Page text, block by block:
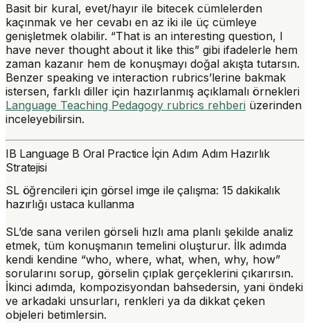
Basit bir kural, evet/hayır ile bitecek cümlelerden
kaçınmak ve her cevabı en az iki ile üç cümleye
genişletmek olabilir. “That is an interesting question, I
have never thought about it like this” gibi ifadelerle hem
zaman kazanır hem de konuşmayı doğal akışta tutarsın.
Benzer speaking ve interaction rubrics’lerine bakmak
istersen, farklı diller için hazırlanmış açıklamalı örnekleri
Language Teaching Pedagogy rubrics rehberi üzerinden
inceleyebilirsin.
IB Language B Oral Practice İçin Adım Adım Hazırlık
Stratejisi
SL öğrencileri için görsel imge ile çalışma: 15 dakikalık
hazırlığı ustaca kullanma
SL’de sana verilen görseli hızlı ama planlı şekilde analiz
etmek, tüm konuşmanın temelini oluşturur. İlk adımda
kendi kendine “who, where, what, when, why, how”
sorularını sorup, görselin çıplak gerçeklerini çıkarırsın.
İkinci adımda, kompozisyondan bahsedersin, yani öndeki
ve arkadaki unsurları, renkleri ya da dikkat çeken
objeleri betimlersin.